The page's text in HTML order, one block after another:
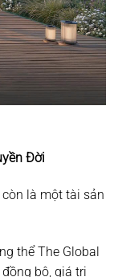
Đời
là một tài sản
thểThe Global
bộ, giá trị